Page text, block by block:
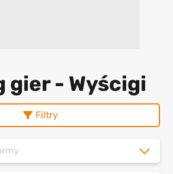
gier - Wyścigi
Filtry